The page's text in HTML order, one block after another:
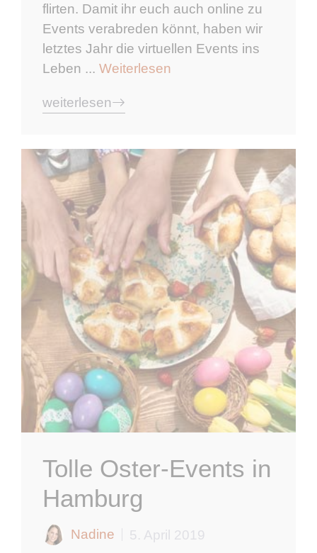
flirten. Damit ihr euch auch online zu
Events verabreden könnt, haben wir
letztes Jahr die virtuellen Events ins
Leben ... Weiterlesen
weiterlesen
Tolle Oster-Events in
Hamburg
Nadine 5. April 2019